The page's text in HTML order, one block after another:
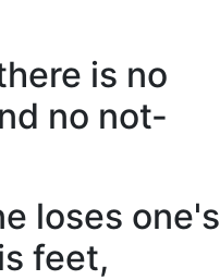
is no
no not-
loses one's
feet,